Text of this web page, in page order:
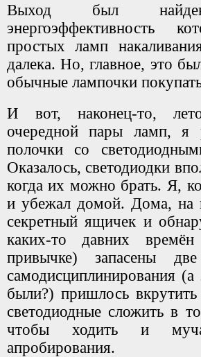
Выход был
энергоэффективность
простых ламп
далека. Но, главное, это
обычные лампочки
И вот, наконец-то,
очередной пары ламп, я
полочки со
Оказалось, светодиодки
когда их можно брать. Я,
и убежал домой. Дома, на
секретный ящичек и
каких-то давних
привычке) запасены
самодисциплинирования
были?) пришлось
светодиодные сложить в
чтобы ходить и
апробирования.